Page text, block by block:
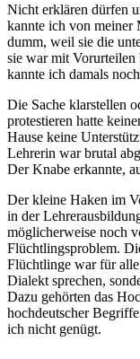
Nicht erklären dürfen
kannte ich von meiner
dumm, weil sie die
sie war mit Vorurteilen
kannte ich damals
Die Sache klarstellen
protestieren hatte
Hause keine
Lehrerin war brutal
Der Knabe erkannte,
Der kleine Haken im
in der
möglicherweise noch
Flüchtlingsproblem.
Flüchtlinge war für
Dialekt sprechen,
Dazu gehörten das
hochdeutscher
ich nicht genügt.